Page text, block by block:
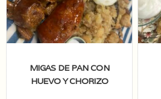
MIGAS DE PAN CON
HUEVO Y CHORIZO